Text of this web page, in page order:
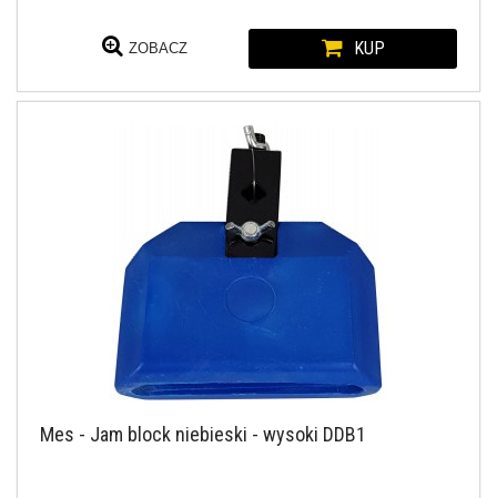
ZOBACZ KUP
Mes - Jam block niebieski - wysoki DDB1